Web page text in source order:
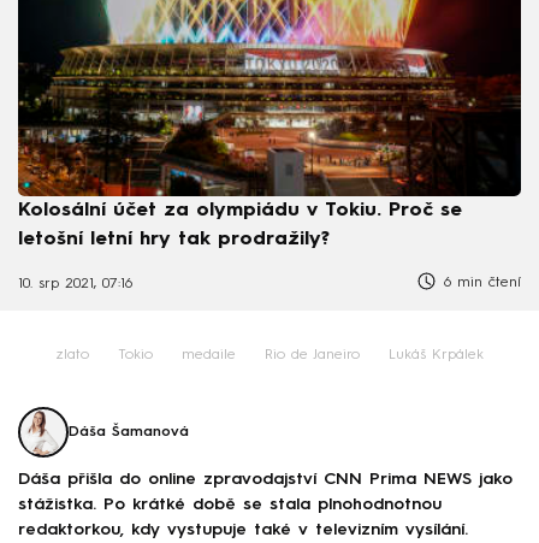
Kolosální účet za olympiádu v Tokiu. Proč se
letošní letní hry tak prodražily?
10. srp 2021, 07:16 6 min čtení
zlato Tokio medaile Rio de Janeiro Lukáš Krpálek
Dáša Šamanová
Dáša přišla do online zpravodajství CNN Prima NEWS jako
stážistka. Po krátké době se stala plnohodnotnou
redaktorkou, kdy vystupuje také v televizním vysílání.